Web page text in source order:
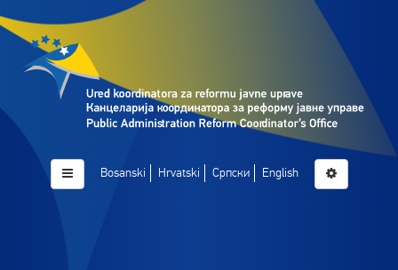
Bosanski Hrvatski Српски English